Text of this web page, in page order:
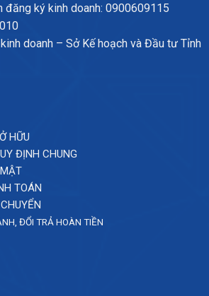
đăng ký kinh doanh: 0900609115
doanh – Sở Kế hoạch và Đầu tư Tỉnh
HỮU
ĐỊNH CHUNG
TOÁN
ĐỔI TRẢ HOÀN TIỀN